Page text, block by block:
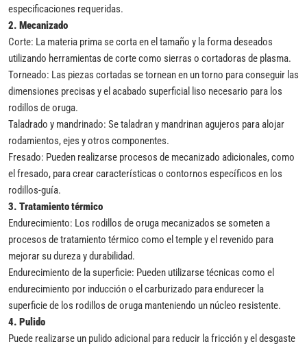
especificaciones requeridas.
2. Mecanizado
Corte: La materia prima se corta en el tamaño y la forma deseados
utilizando herramientas de corte como sierras o cortadoras de plasma.
Torneado: Las piezas cortadas se tornean en un torno para conseguir las
dimensiones precisas y el acabado superficial liso necesario para los
rodillos de oruga.
Taladrado y mandrinado: Se taladran y mandrinan agujeros para alojar
rodamientos, ejes y otros componentes.
Fresado: Pueden realizarse procesos de mecanizado adicionales, como
el fresado, para crear características o contornos específicos en los
rodillos-guía.
3. Tratamiento térmico
Endurecimiento: Los rodillos de oruga mecanizados se someten a
procesos de tratamiento térmico como el temple y el revenido para
mejorar su dureza y durabilidad.
Endurecimiento de la superficie: Pueden utilizarse técnicas como el
endurecimiento por inducción o el carburizado para endurecer la
superficie de los rodillos de oruga manteniendo un núcleo resistente.
4. Pulido
Puede realizarse un pulido adicional para reducir la fricción y el desgaste